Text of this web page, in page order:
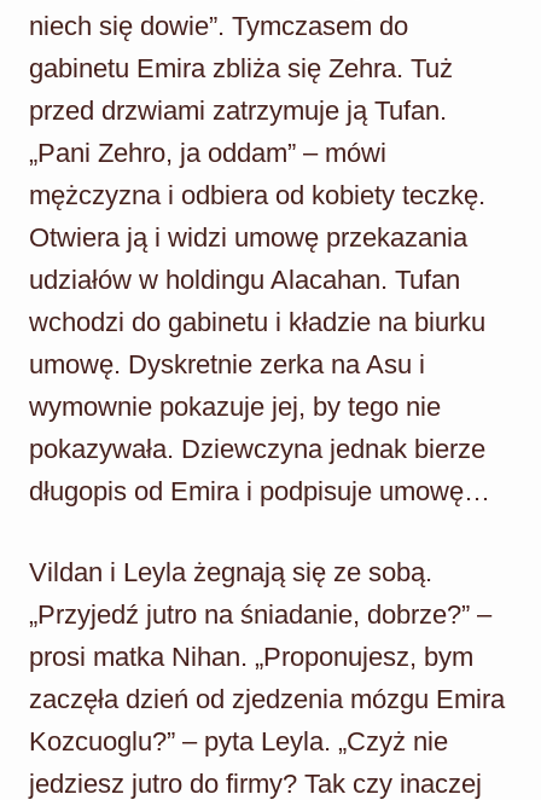
niech się dowie”. Tymczasem do
gabinetu Emira zbliża się Zehra. Tuż
przed drzwiami zatrzymuje ją Tufan.
„Pani Zehro, ja oddam” – mówi
mężczyzna i odbiera od kobiety teczkę.
Otwiera ją i widzi umowę przekazania
udziałów w holdingu Alacahan. Tufan
wchodzi do gabinetu i kładzie na biurku
umowę. Dyskretnie zerka na Asu i
wymownie pokazuje jej, by tego nie
pokazywała. Dziewczyna jednak bierze
długopis od Emira i podpisuje umowę…
Vildan i Leyla żegnają się ze sobą.
„Przyjedź jutro na śniadanie, dobrze?” –
prosi matka Nihan. „Proponujesz, bym
zaczęła dzień od zjedzenia mózgu Emira
Kozcuoglu?” – pyta Leyla. „Czyż nie
jedziesz jutro do firmy? Tak czy inaczej